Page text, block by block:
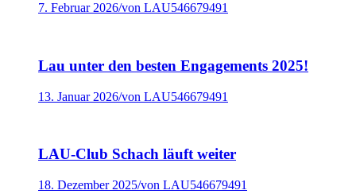
7. Februar 2026/von LAU546679491
Lau unter den besten Engagements 2025!
13. Januar 2026/von LAU546679491
LAU-Club Schach läuft weiter
18. Dezember 2025/von LAU546679491